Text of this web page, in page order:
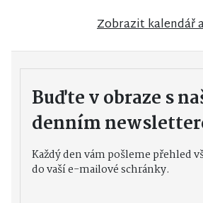
Zobrazit kalendář
Buďte v obraze s
denním
Každý den vám pošleme přehled
do vaší e-mailové schránky.